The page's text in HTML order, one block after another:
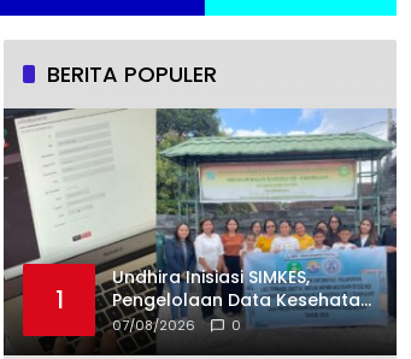
BERITA POPULER
1
Undhira Inisiasi SIMKES,
Pengelolaan Data Kesehatan
Siswa Kini Lebih Cepat dan
Terintegrasi
07/08/2026 0